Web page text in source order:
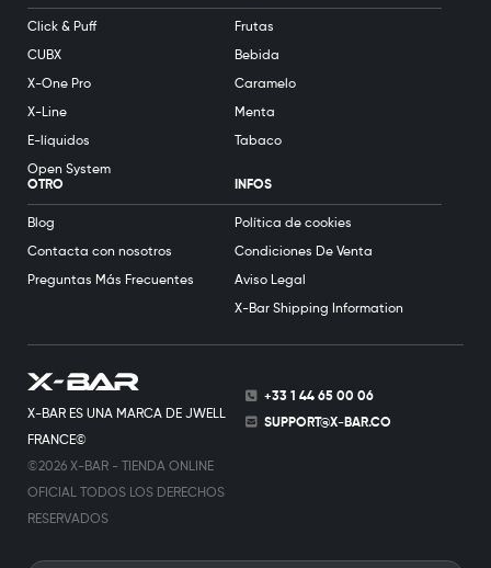
X-BAR ES UNA MARCA DE JWELL
FRANCE©
©2026 X-BAR - TIENDA ONLINE
OFICIAL TODOS LOS DERECHOS
RESERVADOS
+33 1 44 65 00 06
SUPPORT@X-BAR.CO
Click & Puff
CUBX
X-One Pro
X-Line
E-líquidos
Open System
Frutas
Bebida
Caramelo
Menta
Tabaco
OTRO
Blog
Contacta con nosotros
Preguntas Más Frecuentes
INFOS
Política de cookies
Condiciones De Venta
Aviso Legal
X-Bar Shipping Information